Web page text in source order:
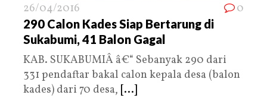
26/04/2016 0
290 Calon Kades Siap Bertarung di
Sukabumi, 41 Balon Gagal
KAB. SUKABUMIÂ â€“ Sebanyak 290 dari
331 pendaftar bakal calon kepala desa (balon
kades) dari 70 desa, [...]